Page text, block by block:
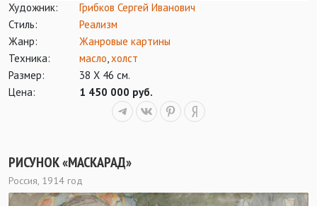
Художник:
Грибков Сергей Иванович
Стиль:
Реализм
Жанр:
Жанровые картины
Техника:
масло,холст
Размер:
38 Х 46 см.
Цена:
1 450 000 руб.
РИСУНОК «МАСКАРАД»
Россия, 1914 год